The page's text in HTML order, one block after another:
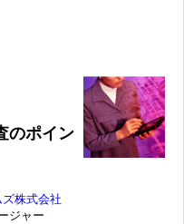
のポイン
株式会社
ジャー